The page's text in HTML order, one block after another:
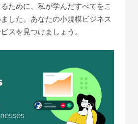
ために、私が学んだすべてをこ
した。あなたの小規模ビジネス
スを見つけましょう。